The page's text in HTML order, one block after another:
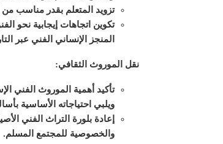
تزويد المتعلم بقدر مناسب من
تكوين اتجاهات إيجابية نحو
المنجز الإنساني الفني عبر
نقل الموروث الثقافي:
تأكيد أهمية الموروث الفني
ويلبي احتياجاته الأساسية
إعادة بلورة التراث الفني
والخصوصية للمجتمع المسلم.